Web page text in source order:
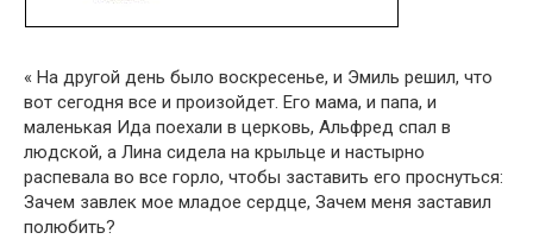
« На другой день было воскресенье, и Эмиль решил, что
вот сегодня все и произойдет. Его мама, и папа, и
маленькая Ида поехали в церковь, Альфред спал в
людской, а Лина сидела на крыльце и настырно
распевала во все горло, чтобы заставить его проснуться:
Зачем завлек мое младое сердце, Зачем меня заставил
полюбить?